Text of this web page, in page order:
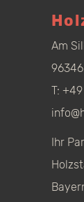
Am
T:
Ihr